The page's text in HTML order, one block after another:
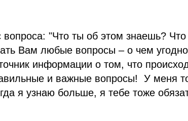
вопроса: "Что ты об этом знаешь?
Вам любые вопросы – о чем
информации о том, что
и важные вопросы! У меня
я узнаю больше, я тебе тоже